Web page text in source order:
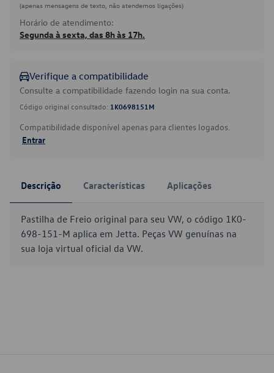
(apenas mensagens de texto, não atendemos ligações)
Horário de atendimento:
Segunda à sexta, das 8h às 17h.
Verifique a compatibilidade
Consulte a compatibilidade fazendo login na sua conta.
Código original consultado: 1K0698151M
Compatibilidade disponível apenas para clientes logados.
Entrar
Descrição Características Aplicações
Pastilha de Freio original para seu VW, o código 1K0-
698-151-M aplica em Jetta. Peças VW genuínas na
sua loja virtual oficial da VW.